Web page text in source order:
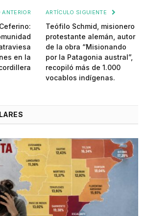
en la
ARTÍCULO SIGUIENTE
Teófilo Schmid, misionero
protestante alemán, autor
de la obra “Misionando
por la Patagonia austral”,
recopiló más de 1.000
vocablos indígenas.